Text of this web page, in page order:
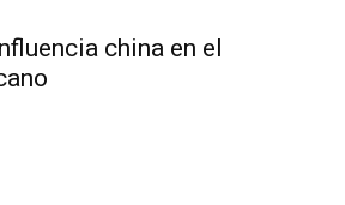
china en el